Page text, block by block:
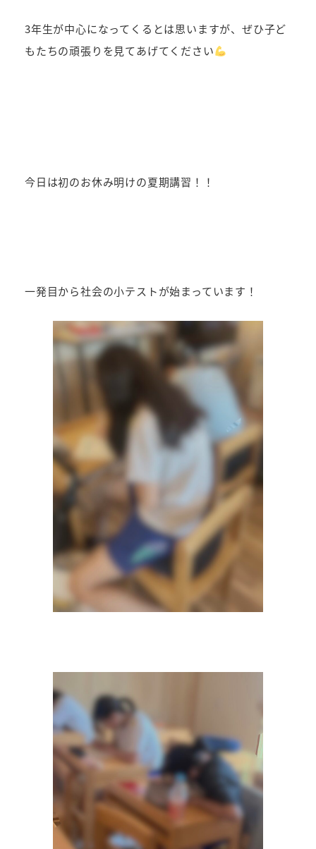
3年生が中心になってくるとは思いますが、ぜひ子ど
もたちの頑張りを見てあげてください
今日は初のお休み明けの夏期講習！！
一発目から社会の小テストが始まっています！